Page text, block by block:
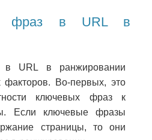
фраз в URL в
URL в ранжировании
факторов. Во-первых, это
ключевых фраз к
Если ключевые фразы
страницы, то они